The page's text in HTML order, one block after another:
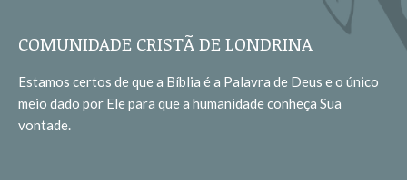
opens
new
window
opens
new
window
COMUNIDADE CRISTÃ DE LONDRINA
Estamos certos de que a Bíblia é a Palavra de Deus e o único
meio dado por Ele para que a humanidade conheça Sua
vontade.